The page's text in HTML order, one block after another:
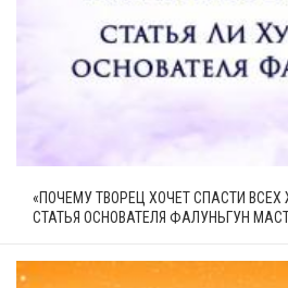
«ПОЧЕМУ ТВОРЕЦ ХОЧЕТ СПАСТИ
СТАТЬЯ ОСНОВАТЕЛЯ ФАЛУНЬГУН